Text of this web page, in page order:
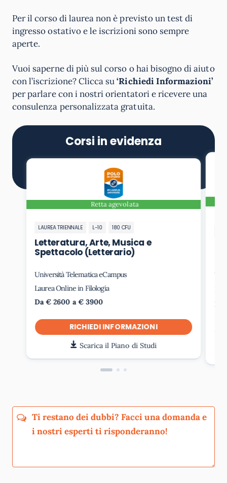
Per il corso di laurea non è previsto un test di
ingresso ostativo e le iscrizioni sono sempre
aperte.
Vuoi saperne di più sul corso o hai bisogno di aiuto
con l’iscrizione? Clicca su‘Richiedi Informazioni’
per parlare con i nostri orientatori e ricevere una
consulenza personalizzata gratuita.
Corsi in evidenza
Retta agevolata
LAUREA TRIENNALE L-10 180 CFU
Letteratura, Arte, Musica e
Spettacolo (Letterario)
Università Telematica eCampus
Laurea Online in Filologia
Da € 2600 a € 3900
RICHIEDI INFORMAZIONI
Scarica il Piano di Studi
Da